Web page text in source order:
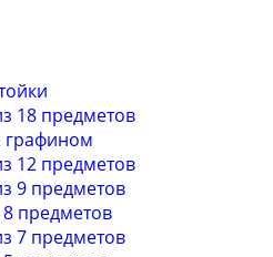
18 предметов
12 предметов
9 предметов
предметов
7 предметов